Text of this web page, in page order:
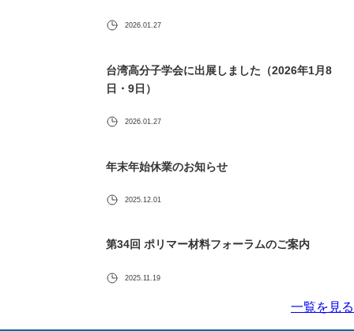
2026.01.27
台湾高分子学会に出展しました（2026年1月8
日・9日）
2026.01.27
年末年始休業のお知らせ
2025.12.01
第34回 ポリマー材料フォーラムのご案内
2025.11.19
一覧を見る